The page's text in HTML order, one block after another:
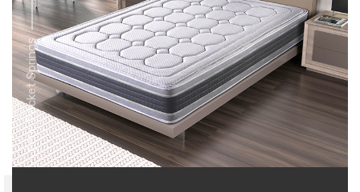
Série Pocket Springs